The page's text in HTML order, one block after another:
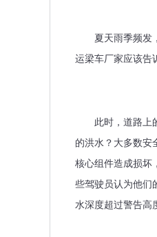
夏天雨季频发，
运梁车厂家应该告
此时，道路上的
的洪水？大多数安
核心组件造成损坏
些驾驶员认为他们
水深度超过警告高